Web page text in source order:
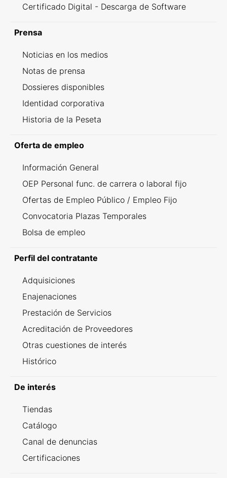
Certificado Digital - Descarga de Software
Prensa
Noticias en los medios
Notas de prensa
Dossieres disponibles
Identidad corporativa
Historia de la Peseta
Oferta de empleo
Información General
OEP Personal func. de carrera o laboral fijo
Ofertas de Empleo Público / Empleo Fijo
Convocatoria Plazas Temporales
Bolsa de empleo
Perfil del contratante
Adquisiciones
Enajenaciones
Prestación de Servicios
Acreditación de Proveedores
Otras cuestiones de interés
Histórico
De interés
Tiendas
Catálogo
Canal de denuncias
Certificaciones